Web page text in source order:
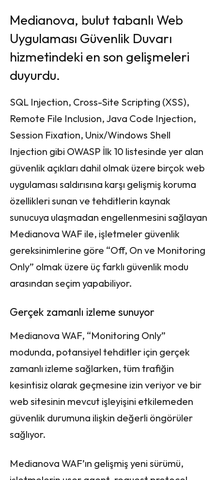
Medianova, bulut tabanlı Web
Uygulaması Güvenlik Duvarı
hizmetindeki en son gelişmeleri
duyurdu.
SQL Injection, Cross-Site Scripting (XSS),
Remote File Inclusion, Java Code Injection,
Session Fixation, Unix/Windows Shell
Injection gibi OWASP İlk 10 listesinde yer alan
güvenlik açıkları dahil olmak üzere birçok web
uygulaması saldırısına karşı gelişmiş koruma
özellikleri sunan ve tehditlerin kaynak
sunucuya ulaşmadan engellenmesini sağlayan
Medianova WAF ile, işletmeler güvenlik
gereksinimlerine göre “Off, On ve Monitoring
Only” olmak üzere üç farklı güvenlik modu
arasından seçim yapabiliyor.
Gerçek zamanlı izleme sunuyor
Medianova WAF, “Monitoring Only”
modunda, potansiyel tehditler için gerçek
zamanlı izleme sağlarken, tüm trafiğin
kesintisiz olarak geçmesine izin veriyor ve bir
web sitesinin mevcut işleyişini etkilemeden
güvenlik durumuna ilişkin değerli öngörüler
sağlıyor.
Medianova WAF’ın gelişmiş yeni sürümü,